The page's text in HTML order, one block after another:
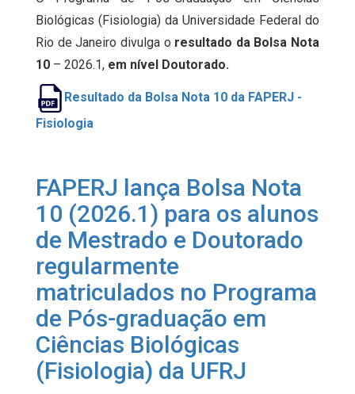
Biológicas (Fisiologia) da Universidade Federal do
Rio de Janeiro divulga o resultado da Bolsa Nota
10 – 2026.1, em nível Doutorado.
Resultado da Bolsa Nota 10 da FAPERJ -
Fisiologia
FAPERJ lança Bolsa Nota
10 (2026.1) para os alunos
de Mestrado e Doutorado
regularmente
matriculados no Programa
de Pós-graduação em
Ciências Biológicas
(Fisiologia) da UFRJ